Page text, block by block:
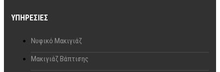
ΥΠΗΡΕΣΊΕΣ
Νυφικό Μακιγιάζ
Μακιγιάζ Βάπτισης